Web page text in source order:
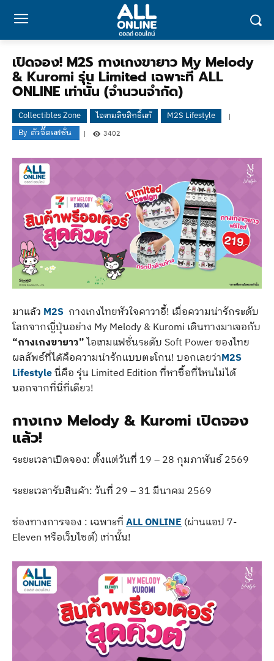
เปิดจอง! M2S กางเกงขายาว My Melody
& Kuromi รุ่น Limited เฉพาะที่ ALL
ONLINE เท่านั้น (จำนวนจำกัด)
Collectibles Zone ไอเทมลิขสิทธิ์แท้
M2S Lifestyle
By ตัวจี๊ดแฟชั่น 3402
มาแล้ว M2S กางเกงไทยหัวใจคาวาอี้! เมื่อความน่ารักระดับ
โลกจากญี่ปุ่นอย่าง My Melody & Kuromi เดินทางมาเจอกับ
“กางเกงขายาว”ไอเทมแฟชั่นระดับ Soft Power ของไทย
ผลลัพธ์ที่ได้คือความน่ารักแบบตะโกน! บอกเลยว่าM2S
Lifestyleนี่คือ รุ่น Limited Edition ที่หาซื้อที่ไหนไม่ได้
นอกจากที่นี่ที่เดียว!
กางเกง Melody & Kuromi เปิดจอง
แล้ว!
ระยะเวลาเปิดจอง: ตั้งแต่วันที่ 19 – 28 กุมภาพันธ์ 2569
ระยะเวลารับสินค้า: วันที่ 29 – 31 มีนาคม 2569
ช่องทางการจอง : เฉพาะที่ALL ONLINE(ผ่านแอป 7-
Eleven หรือเว็บไซต์) เท่านั้น!